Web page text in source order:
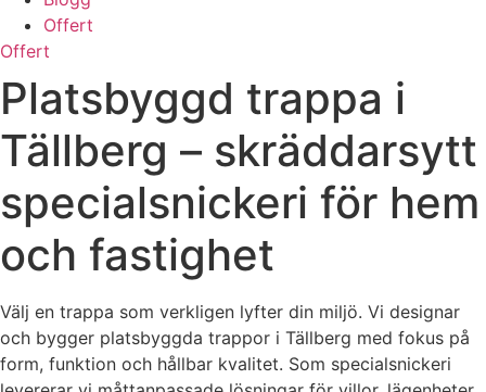
Offert
Offert
Platsbyggd trappa i
Tällberg – skräddarsytt
specialsnickeri för hem
och fastighet
Välj en trappa som verkligen lyfter din miljö. Vi designar
och bygger platsbyggda trappor i Tällberg med fokus på
form, funktion och hållbar kvalitet. Som specialsnickeri